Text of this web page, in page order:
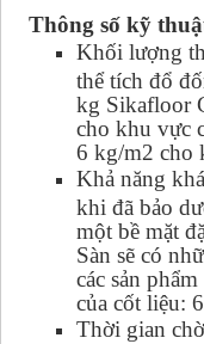
Thông số kỹ
Khối lượng
thể tích đổ
kg Sikafloor
cho khu vực
6 kg/m2 cho
Khả năng
khi đã bảo
một bề mặt
Sàn sẽ có
các sản
của cốt liệu:
Thời gian